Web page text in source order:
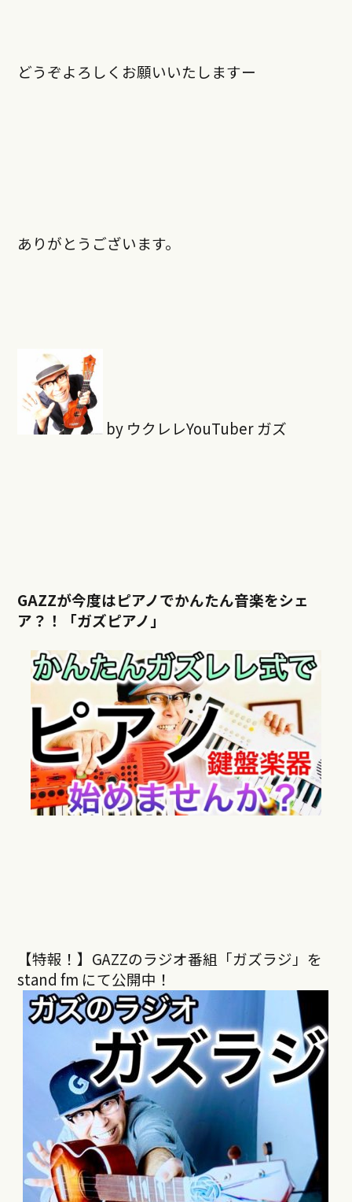
どうぞよろしくお願いいたしますー
ありがとうございます。
by ウクレレYouTuber ガズ
GAZZが今度はピアノでかんたん音楽をシェ
ア？！「ガズピアノ」
【特報！】GAZZのラジオ番組「ガズラジ」を
stand fm にて公開中！